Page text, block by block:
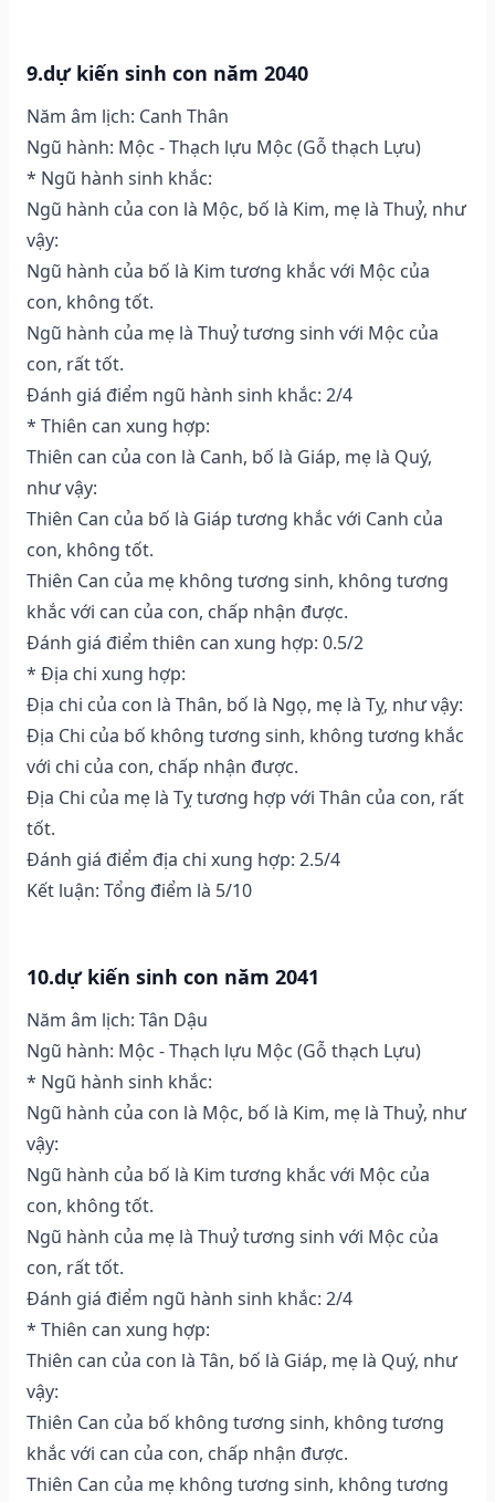
9.dự kiến sinh con năm 2040
Năm âm lịch: Canh Thân
Ngũ hành: Mộc - Thạch lựu Mộc (Gỗ thạch Lựu)
* Ngũ hành sinh khắc:
Ngũ hành của con là Mộc, bố là Kim, mẹ là Thuỷ, như
vậy:
Ngũ hành của bố là Kim tương khắc với Mộc của
con, không tốt.
Ngũ hành của mẹ là Thuỷ tương sinh với Mộc của
con, rất tốt.
Đánh giá điểm ngũ hành sinh khắc: 2/4
* Thiên can xung hợp:
Thiên can của con là Canh, bố là Giáp, mẹ là Quý,
như vậy:
Thiên Can của bố là Giáp tương khắc với Canh của
con, không tốt.
Thiên Can của mẹ không tương sinh, không tương
khắc với can của con, chấp nhận được.
Đánh giá điểm thiên can xung hợp: 0.5/2
* Địa chi xung hợp:
Địa chi của con là Thân, bố là Ngọ, mẹ là Tỵ, như vậy:
Địa Chi của bố không tương sinh, không tương khắc
với chi của con, chấp nhận được.
Địa Chi của mẹ là Tỵ tương hợp với Thân của con, rất
tốt.
Đánh giá điểm địa chi xung hợp: 2.5/4
Kết luận: Tổng điểm là 5/10
10.dự kiến sinh con năm 2041
Năm âm lịch: Tân Dậu
Ngũ hành: Mộc - Thạch lựu Mộc (Gỗ thạch Lựu)
* Ngũ hành sinh khắc:
Ngũ hành của con là Mộc, bố là Kim, mẹ là Thuỷ, như
vậy:
Ngũ hành của bố là Kim tương khắc với Mộc của
con, không tốt.
Ngũ hành của mẹ là Thuỷ tương sinh với Mộc của
con, rất tốt.
Đánh giá điểm ngũ hành sinh khắc: 2/4
* Thiên can xung hợp:
Thiên can của con là Tân, bố là Giáp, mẹ là Quý, như
vậy:
Thiên Can của bố không tương sinh, không tương
khắc với can của con, chấp nhận được.
Thiên Can của mẹ không tương sinh, không tương